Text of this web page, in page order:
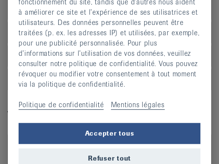
genou
Syndrome du stress tibial («shin splint»)
Epine calcanéenne
Problèmes du tendon d’Achille
Vidéos explicatives
fonctionnement du site, tandis que d’autres nous aident
à améliorer ce site et l’expérience de ses utilisatrices et
utilisateurs. Des données personnelles peuvent être
traitées (p. ex. les adresses IP) et utilisées, par exemple,
pour une publicité personnalisée. Pour plus
d’informations sur l’utilisation de vos données, veuillez
consulter notre politique de confidentialité. Vous pouvez
révoquer ou modifier votre consentement à tout moment
via la politique de confidentialité.
Politique de confidentialité Mentions légales
Accepter tous
Refuser tout